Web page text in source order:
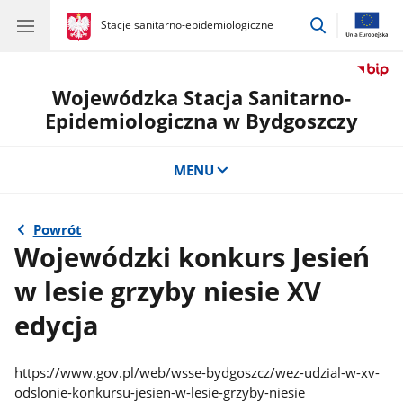
gov.pl
Stacje sanitarno-epidemiologiczne
gov.pl
Stacje
przejdź
Wojewódzka Stacja Sanitarno-
Epidemiologiczna w Bydgoszczy
MENU
Powrót
Wojewódzki konkurs Jesień
w lesie grzyby niesie XV
edycja
https://www.gov.pl/web/wsse-bydgoszcz/wez-udzial-w-xv-
odslonie-konkursu-jesien-w-lesie-grzyby-niesie